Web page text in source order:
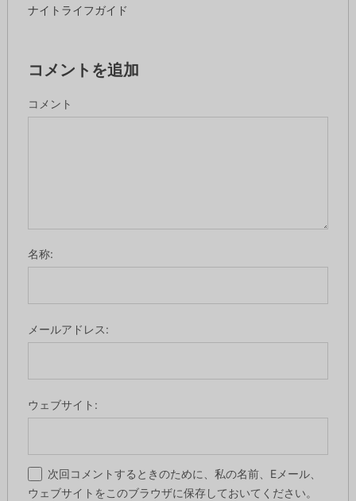
ナイトライフガイド
コメントを追加
コメント
名称:
メールアドレス:
ウェブサイト:
次回コメントするときのために、私の名前、Eメール、
ウェブサイトをこのブラウザに保存しておいてください。